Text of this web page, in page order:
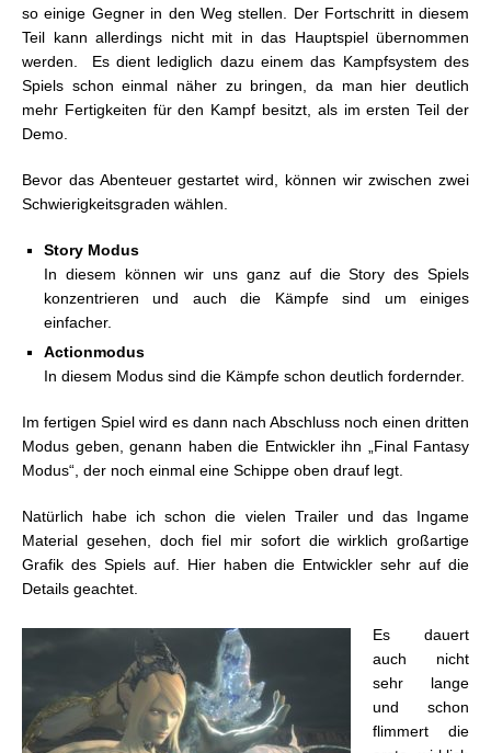
so einige Gegner in den Weg stellen. Der Fortschritt in diesem
Teil kann allerdings nicht mit in das Hauptspiel übernommen
werden. Es dient lediglich dazu einem das Kampfsystem des
Spiels schon einmal näher zu bringen, da man hier deutlich
mehr Fertigkeiten für den Kampf besitzt, als im ersten Teil der
Demo.
Bevor das Abenteuer gestartet wird, können wir zwischen zwei
Schwierigkeitsgraden wählen.
Story Modus
In diesem können wir uns ganz auf die Story des Spiels
konzentrieren und auch die Kämpfe sind um einiges
einfacher.
Actionmodus
In diesem Modus sind die Kämpfe schon deutlich fordernder.
Im fertigen Spiel wird es dann nach Abschluss noch einen dritten
Modus geben, genann haben die Entwickler ihn „Final Fantasy
Modus“, der noch einmal eine Schippe oben drauf legt.
Natürlich habe ich schon die vielen Trailer und das Ingame
Material gesehen, doch fiel mir sofort die wirklich großartige
Grafik des Spiels auf. Hier haben die Entwickler sehr auf die
Details geachtet.
Es dauert
auch nicht
sehr lange
und schon
flimmert die